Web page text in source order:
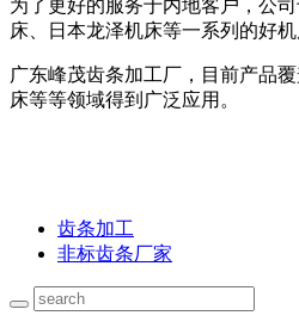
为了更好的服务于内地客户，公
床、日本龙泽机床等一系列的好
广东峰茂齿条加工厂，目前产品
床等等领域得到广泛应用。
齿条加工
非标齿条厂家